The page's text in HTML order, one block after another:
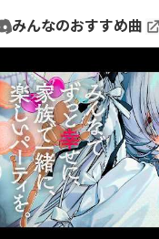
みんなのおすすめ曲